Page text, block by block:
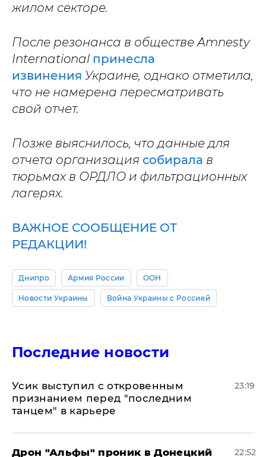
жилом секторе.
После резонанса в обществе Amnesty
International принесла
извинения Украине, однако отметила,
что не намерена пересматривать
свой отчет.
Позже выяснилось, что данные для
отчета организация собирала в
тюрьмах в ОРДЛО и фильтрационных
лагерях.
ВАЖНОЕ СООБЩЕНИЕ ОТ
РЕДАКЦИИ!
Днипро Армия России ООН
Новости Украины Война Украины с Россией
Последние новости
Усик выступил с откровенным
признанием перед "последним
танцем" в карьере
23:19
Дрон "Альфы" проник в Донецкий 22:52